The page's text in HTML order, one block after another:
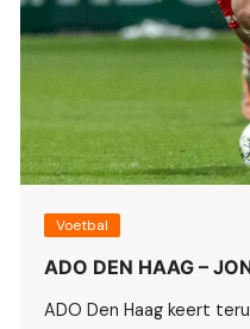
Voetbal
ADO DEN HAAG –
ADO Den Haag keert